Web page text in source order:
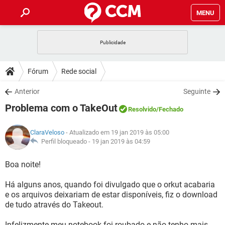
MENU
CELULAR
OUTLOOK
INSTAGRAM GMAIL
GUIA DE COMPRAS
DICAS
JOGOS
INSTAGRAM GMAIL
GUIA DE COMPRAS
DOWNLOADS
JOGOS WHATSAPP
CELULAR
OUTLOOK EXCEL
INSTAGRAM
JOGOS WHATSAPP
CELULAR
OUTLOOK
INSTAGRAM GMAIL
GUIA DE COMPRAS
GLOSSÁRIO
OUTLOOK EXCEL
Fórum Rede social
Anterior Seguinte
Problema com o TakeOut Resolvido/Fechado
ClaraVeloso - Atualizado em 19 jan 2019 às 05:00
Perfil bloqueado - 19 jan 2019 às 04:59
Boa noite!
Há alguns anos, quando foi divulgado que o orkut acabaria
e os arquivos deixariam de estar disponíveis, fiz o download
de tudo através do Takeout.